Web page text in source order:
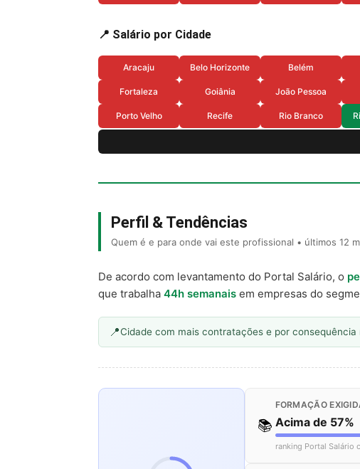
📍 Salário por Cidade
Aracaju Belo Horizonte Belém
Fortaleza Goiânia João Pessoa
Porto Velho Recife Rio Branco
Perfil & Tendências
Quem é e para onde vai este profissional • últimos 12
De acordo com levantamento do Portal Salário, o
que trabalha 44h semanais em empresas do
Cidade com mais contratações e por consequência
📚
FORMAÇÃO
Acima de 57%
ranking Portal Salário